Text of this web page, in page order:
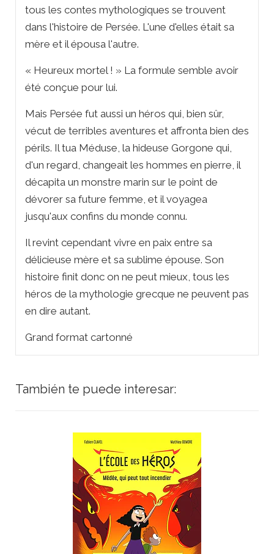
tous les contes mythologiques se trouvent
dans l'histoire de Persée. L'une d'elles était sa
mère et il épousa l'autre.
« Heureux mortel ! » La formule semble avoir
été conçue pour lui.
Mais Persée fut aussi un héros qui, bien sûr,
vécut de terribles aventures et affronta bien des
périls. Il tua Méduse, la hideuse Gorgone qui,
d'un regard, changeait les hommes en pierre, il
décapita un monstre marin sur le point de
dévorer sa future femme, et il voyagea
jusqu'aux confins du monde connu.
Il revint cependant vivre en paix entre sa
délicieuse mère et sa sublime épouse. Son
histoire finit donc on ne peut mieux, tous les
héros de la mythologie grecque ne peuvent pas
en dire autant.
Grand format cartonné
También te puede interesar: